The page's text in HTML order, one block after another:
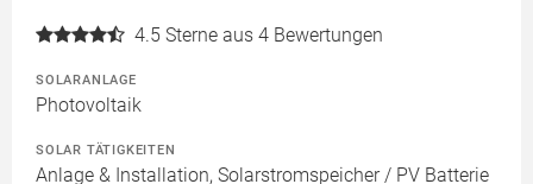
4.5 Sterne aus 4 Bewertungen
SOLARANLAGE
Photovoltaik
SOLAR TÄTIGKEITEN
Anlage & Installation, Solarstromspeicher / PV Batterie